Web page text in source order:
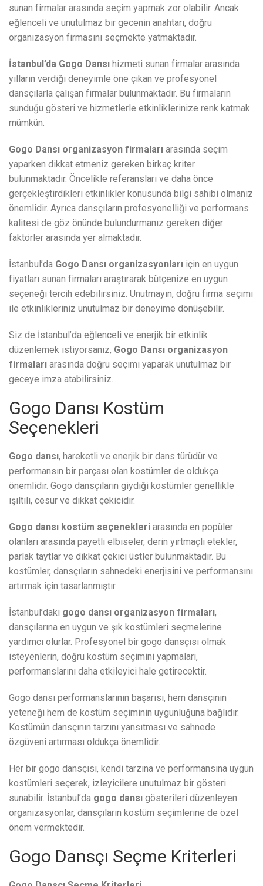
sunan firmalar arasında seçim yapmak zor olabilir. Ancak
eğlenceli ve unutulmaz bir gecenin anahtarı, doğru
organizasyon firmasını seçmekte yatmaktadır.
İstanbul’da Gogo Dansı hizmeti sunan firmalar arasında
yılların verdiği deneyimle öne çıkan ve profesyonel
dansçılarla çalışan firmalar bulunmaktadır. Bu firmaların
sunduğu gösteri ve hizmetlerle etkinliklerinize renk katmak
mümkün.
Gogo Dansı organizasyon firmaları arasında seçim
yaparken dikkat etmeniz gereken birkaç kriter
bulunmaktadır. Öncelikle referansları ve daha önce
gerçekleştirdikleri etkinlikler konusunda bilgi sahibi olmanız
önemlidir. Ayrıca dansçıların profesyonelliği ve performans
kalitesi de göz önünde bulundurmanız gereken diğer
faktörler arasında yer almaktadır.
İstanbul’da Gogo Dansı organizasyonları için en uygun
fiyatları sunan firmaları araştırarak bütçenize en uygun
seçeneği tercih edebilirsiniz. Unutmayın, doğru firma seçimi
ile etkinlikleriniz unutulmaz bir deneyime dönüşebilir.
Siz de İstanbul’da eğlenceli ve enerjik bir etkinlik
düzenlemek istiyorsanız, Gogo Dansı organizasyon
firmaları arasında doğru seçimi yaparak unutulmaz bir
geceye imza atabilirsiniz.
Gogo Dansı Kostüm
Seçenekleri
Gogo dansı, hareketli ve enerjik bir dans türüdür ve
performansın bir parçası olan kostümler de oldukça
önemlidir. Gogo dansçıların giydiği kostümler genellikle
ışıltılı, cesur ve dikkat çekicidir.
Gogo dansı kostüm seçenekleri arasında en popüler
olanları arasında payetli elbiseler, derin yırtmaçlı etekler,
parlak taytlar ve dikkat çekici üstler bulunmaktadır. Bu
kostümler, dansçıların sahnedeki enerjisini ve performansını
artırmak için tasarlanmıştır.
İstanbul’daki gogo dansı organizasyon firmaları,
dansçılarına en uygun ve şık kostümleri seçmelerine
yardımcı olurlar. Profesyonel bir gogo dansçısı olmak
isteyenlerin, doğru kostüm seçimini yapmaları,
performanslarını daha etkileyici hale getirecektir.
Gogo dansı performanslarının başarısı, hem dansçının
yeteneği hem de kostüm seçiminin uygunluğuna bağlıdır.
Kostümün dansçının tarzını yansıtması ve sahnede
özgüveni artırması oldukça önemlidir.
Her bir gogo dansçısı, kendi tarzına ve performansına uygun
kostümleri seçerek, izleyicilere unutulmaz bir gösteri
sunabilir. İstanbul’da gogo dansı gösterileri düzenleyen
organizasyonlar, dansçıların kostüm seçimlerine de özel
önem vermektedir.
Gogo Dansçı Seçme Kriterleri